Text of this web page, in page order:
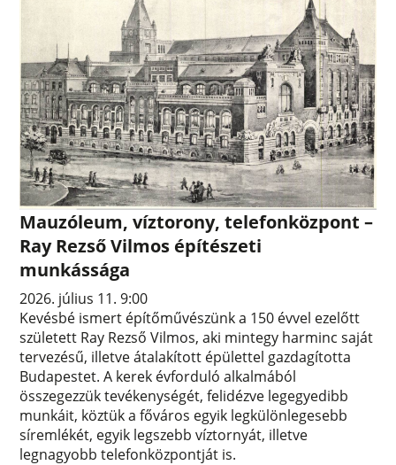
Mauzóleum, víztorony, telefonközpont –
Ray Rezső Vilmos építészeti
munkássága
2026. július 11. 9:00
Kevésbé ismert építőművészünk a 150 évvel ezelőtt
született Ray Rezső Vilmos, aki mintegy harminc saját
tervezésű, illetve átalakított épülettel gazdagította
Budapestet. A kerek évforduló alkalmából
összegezzük tevékenységét, felidézve legegyedibb
munkáit, köztük a főváros egyik legkülönlegesebb
síremlékét, egyik legszebb víztornyát, illetve
legnagyobb telefonközpontját is.